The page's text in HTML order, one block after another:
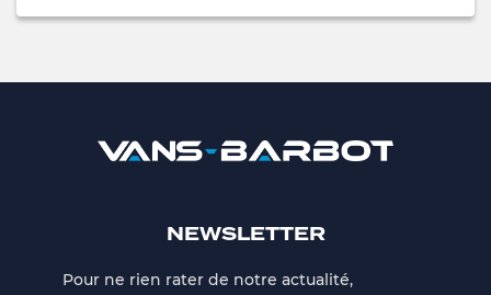
NEWSLETTER
Pour ne rien rater de notre actualité,